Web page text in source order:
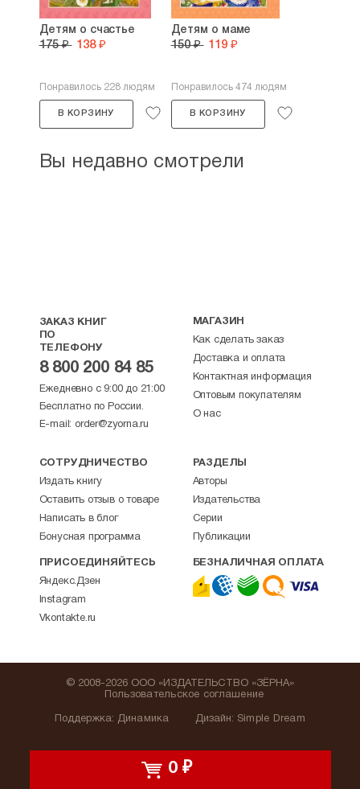
0 ₽
Детям о счастье
175 ₽ 138 ₽
Понравилось 228 людям
В КОРЗИНУ
Детям о маме
150 ₽ 119 ₽
Понравилось 474 людям
В КОРЗИНУ
Вы недавно смотрели
ЗАКАЗ КНИГ
ПО
ТЕЛЕФОНУ
8 800 200 84 85
Ежедневно с 9:00 до 21:00
Бесплатно по России.
E-mail: order@zyorna.ru
МАГАЗИН
Как сделать заказ
Доставка и оплата
Контактная информация
Оптовым покупателям
О нас
СОТРУДНИЧЕСТВО
Издать книгу
Оставить отзыв о товаре
Написать в блог
Бонусная программа
РАЗДЕЛЫ
Авторы
Издательства
Серии
Публикации
ПРИСОЕДИНЯЙТЕСЬ
Яндекс.Дзен
Instagram
Vkontakte.ru
БЕЗНАЛИЧНАЯ ОПЛАТА
Поддержка: Динамика
© 2008-2026 ООО «ИЗДАТЕЛЬСТВО «ЗЁРНА»
Пользовательское соглашение
Дизайн: Simple Dream